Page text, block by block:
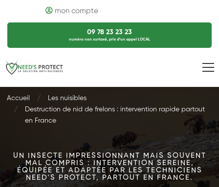
mon compte
09 78 23 23 23
numéro non surtaxé, prix d’un appel LOCAL
Accueil
Les nuisibles
Destruction de nid de frelons : intervention rapide partout
en France
UN INSECTE IMPRESSIONNANT MAIS SOUVENT
MAL COMPRIS : INTERVENTION SEREINE,
ÉQUIPÉE ET ADAPTÉE PAR LES TECHNICIENS
NEED'S PROTECT, PARTOUT EN FRANCE.